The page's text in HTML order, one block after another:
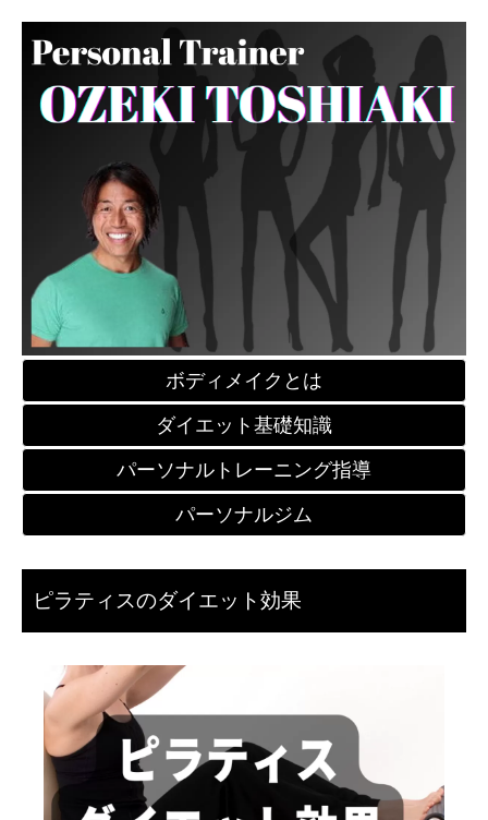
ボディメイクとは
ダイエット基礎知識
パーソナルトレーニング指導
パーソナルジム
ピラティスのダイエット効果